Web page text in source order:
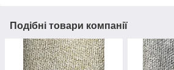
Подібні товари компанії